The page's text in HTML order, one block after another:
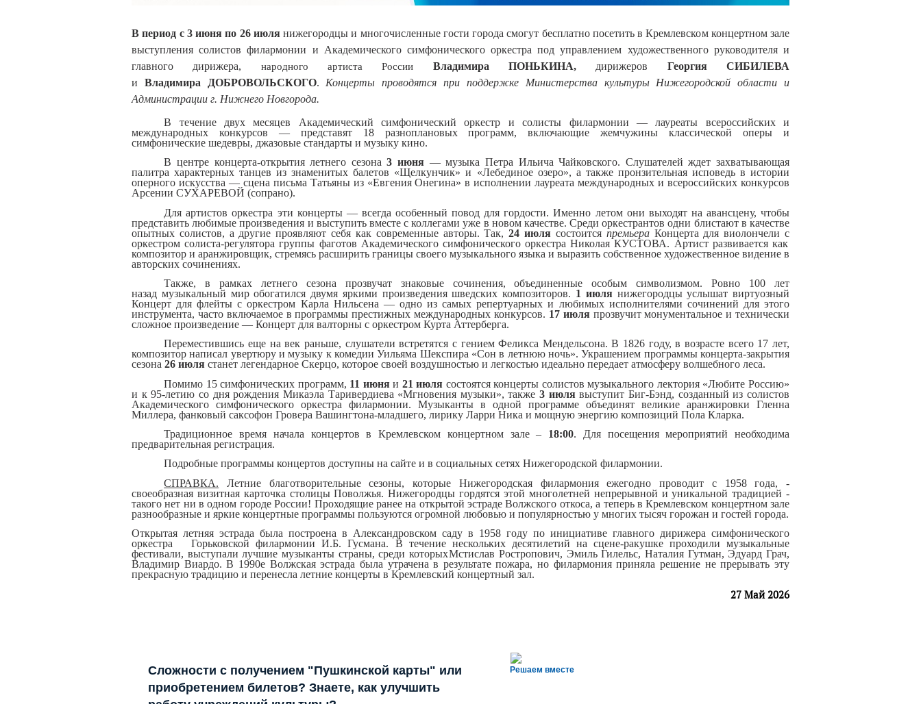
В период с 3июня по 26июлянижегородцы и многочисленные гости города смогут бесплатно посетитьв Кремлевском концертном зале
выступлениясолистов филармонии и Академического симфонического оркестра под управлением художественногоруководителяи
главного дирижера, народного артиста России Владимира ПОНЬКИНА, дирижеров Георгия СИБИЛЕВА
и
Владимира ДОБРОВОЛЬСКОГО. Концертыпроводятся при поддержке Министерства культуры Нижегородской области и
Администрации г. Нижнего Новгорода.
В течение двух месяцев Академический симфонический оркестр исолисты филармонии — лауреаты всероссийских и
международных конкурсов — представят 18разноплановых программ, включающиежемчужины
классической оперы и
симфонические шедевры, джазовые стандарты и музыку кино.
В центре концерта-открытия летнего сезона 3 июня —музыка Петра Ильича Чайковского. Слушателей ждет захватывающая
палитра характерных танцев из знаменитых балетов «Щелкунчик» и «Лебединое озеро», а также пронзительная исповедь в истории
оперного искусства — сцена письма Татьяныиз «Евгения Онегина» в исполнениилауреата международных и всероссийских конкурсов
Арсении СУХАРЕВОЙ (сопрано).
Для артистоворкестра эти концерты —всегда особенный повод для гордости. Именно летом они выходят на авансцену, чтобы
представить любимые произведения и выступить вместе с коллегами уже в новом качестве. Среди оркестрантов одни блистают в качестве
опытных солистов, а другие проявляют себя как современные авторы. Так,24 июля состоится премьера Концерта для виолончели с
оркестромсолиста-регулятора группы фаготов Академического симфоническогооркестра НиколаяКУСТОВА. Артистразвивается как
композитор и аранжировщик, стремясь расширить границы своего музыкального языка и выразить собственное художественное видение в
авторских сочинениях.
Также, в рамках летнего сезона прозвучат знаковые сочинения, объединенные особым символизмом.
Ровно 100 лет
назад музыкальный мир обогатился двумя яркими произведенияшведских композиторов. 1 июлянижегородцыуслышат виртуозный
Концерт для флейты с оркестром Карла Нильсена — одно из самых репертуарных и любимых исполнителями сочинений для этого
инструмента, часто включаемоев программы престижных международных конкурсов. 17 июля прозвучитмонументальное и технически
сложное произведение — Концерт для валторны с оркестром Курта Аттерберга.
Переместившись еще на век раньше, слушатели встретятся с гением Феликса Мендельсона. В 1826 году, в возрасте всего 17 лет,
композитор написал увертюру имузыку к комедии Уильяма Шекспира «Сон в летнюю ночь». Украшением программыконцерта-закрытия
сезона 26 июля станет легендарное Скерцо, которое своей воздушностью и легкостью идеально передает атмосферу волшебного леса.
Помимо 15 симфонических программ, 11 июняи 21 июля состоятсяконцерты солистов музыкального лектория «Любите Россию»
и к 95-летию со дня рождения Микаэла Таривердиева «Мгновения музыки», также3 июля выступитБиг-Бэнд, созданный из солистов
Академического симфонического оркестра филармонии. Музыканты в одной программе объединят великие аранжировки Гленна
Миллера, фанковый саксофон Гровера Вашингтона-младшего, лирику Ларри Ника и мощную энергию композиций Пола Кларка.
Традиционное время начала концертов в Кремлевском концертном зале – 18:00. Для посещения мероприятий необходима
предварительная регистрация.
Подробные программы концертов доступны на сайтеи в социальных сетяхНижегородской филармонии.
СПРАВКА. Летние благотворительныесезоны, которые Нижегородская филармония ежегодно проводит с 1958 года, -
своеобразная визитная карточка столицы Поволжья. Нижегородцы гордятся этой многолетней непрерывной и уникальной традицией -
такого нет нив одном городеРоссии! Проходящие ранее на открытой эстраде Волжского откоса, а теперь в Кремлевском концертном зале
разнообразные и яркие концертные программы пользуются огромной любовью и популярностью у многих тысяч горожан и гостей города.
Открытая летняя эстрада была построена в Александровском саду в 1958 году по инициативе главного дирижера симфонического
оркестра Горьковской
филармонии И.Б. Гусмана. В течение нескольких десятилетий на сцене-ракушке проходили музыкальные
фестивали, выступали лучшие музыканты страны, средикоторых Мстислав Ростропович, Эмиль Гилельс, Наталия Гутман, Эдуард Грач,
Владимир Виардо. В 1990е Волжская эстрада была утрачена в результате пожара, но филармония приняла решение не прерывать эту
прекрасную традицию и перенесла летние концерты в Кремлевский концертный зал.
27 Май 2026
Решаем вместе
Сложности с получением "Пушкинской карты" или
приобретением билетов? Знаете, как улучшить